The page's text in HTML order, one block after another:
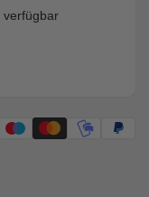
verfügbar